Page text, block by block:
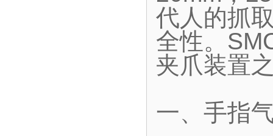
代人的抓
全性。
夹爪装置
一、手指